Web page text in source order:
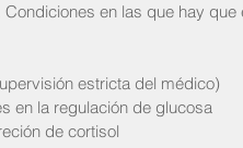
en las que hay que
estricta del médico)
en la regulación de glucosa
de cortisol